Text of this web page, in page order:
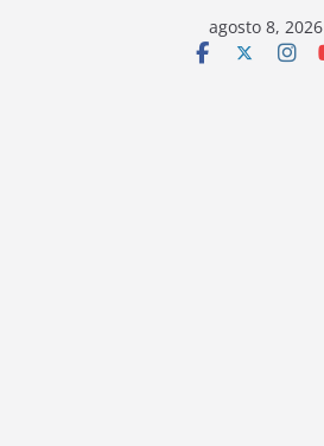
agosto 8, 2026